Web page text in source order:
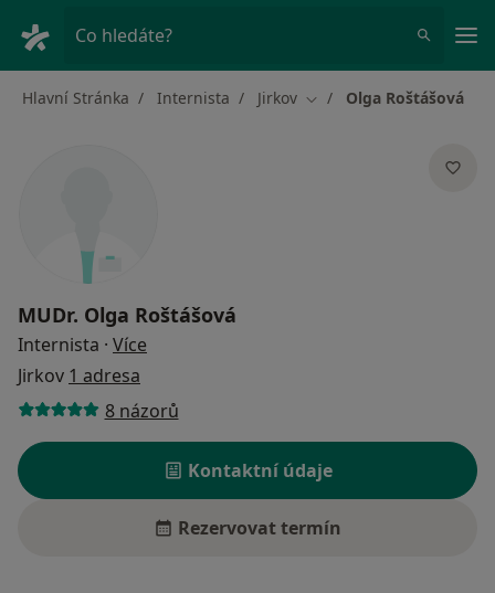
Co hledáte?
Hlavní Stránka Internista Jirkov Změna města
Olga Roštášová
MUDr. Olga Roštášová
Internista · Více
Jirkov 1 adresa
8 názorů
Kontaktní údaje
Rezervovat termín